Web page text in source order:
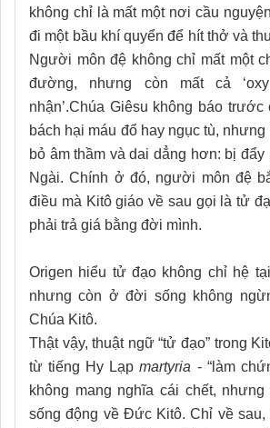
không chỉ là mất một nơi cầu
đi một bầu khí quyển để hít thở và
Người môn đệ không chỉ mất một
đường, nhưng còn mất cả
nhận’.Chúa Giêsu không báo trước
bách hại máu đổ hay ngục tù,
bỏ âm thầm và dai dẳng hơn: bị đẩy
Ngài. Chính ở đó, người môn đệ
điều mà Kitô giáo về sau gọi là tử
phải trả giá bằng đời mình.
Origen hiểu tử đạo không chỉ hệ
nhưng còn ở đời sống không
Chúa Kitô.
Thật vậy, thuật ngữ “tử đạo” trong
từ tiếng Hy Lạpmartyria - “làm
không mang nghĩa cái chết,
sống động về Đức Kitô. Chỉ về